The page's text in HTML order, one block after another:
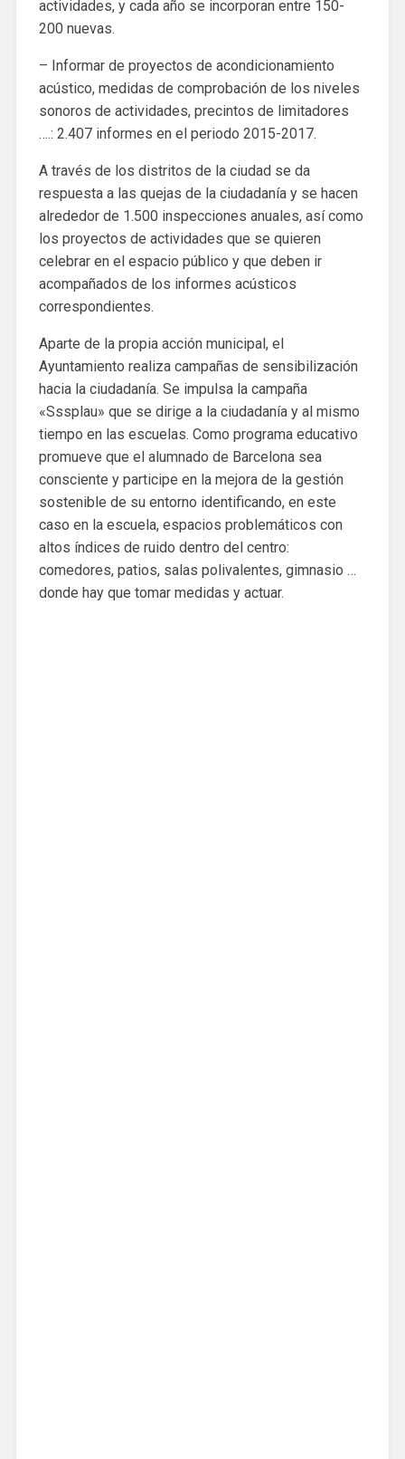
actividades, y cada año se incorporan entre 150-
200 nuevas.
– Informar de proyectos de acondicionamiento
acústico, medidas de comprobación de los niveles
sonoros de actividades, precintos de limitadores
….: 2.407 informes en el periodo 2015-2017.
A través de los distritos de la ciudad se da
respuesta a las quejas de la ciudadanía y se hacen
alrededor de 1.500 inspecciones anuales, así como
los proyectos de actividades que se quieren
celebrar en el espacio público y que deben ir
acompañados de los informes acústicos
correspondientes.
Aparte de la propia acción municipal, el
Ayuntamiento realiza campañas de sensibilización
hacia la ciudadanía. Se impulsa la campaña
«Sssplau» que se dirige a la ciudadanía y al mismo
tiempo en las escuelas. Como programa educativo
promueve que el alumnado de Barcelona sea
consciente y participe en la mejora de la gestión
sostenible de su entorno identificando, en este
caso en la escuela, espacios problemáticos con
altos índices de ruido dentro del centro:
comedores, patios, salas polivalentes, gimnasio …
donde hay que tomar medidas y actuar.